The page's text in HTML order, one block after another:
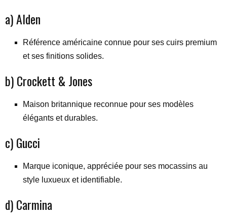
a) Alden
Référence américaine connue pour ses cuirs premium
et ses finitions solides.
b) Crockett & Jones
Maison britannique reconnue pour ses modèles
élégants et durables.
c) Gucci
Marque iconique, appréciée pour ses mocassins au
style luxueux et identifiable.
d) Carmina